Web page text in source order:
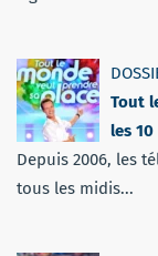
Tout
les
Depuis 2006, les
tous les midis...